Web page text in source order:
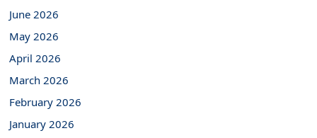
June 2026
May 2026
April 2026
March 2026
February 2026
January 2026